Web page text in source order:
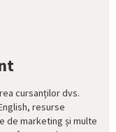
cursanților dvs.
resurse
de marketing și multe